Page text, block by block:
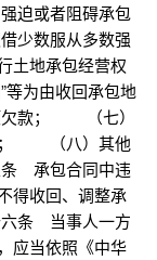
迫或者阻碍承包
少数服从多数强
土地承包经营权
为由收回承包地
欠款； （七）
； （八）其他
承包合同中违
得收回、调整承
条 当事人一方
应当依照《中华